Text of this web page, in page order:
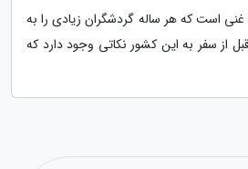
غنی است که هر ساله گردشگران زیادی را به
از سفر به این کشور نکاتی وجود دارد که